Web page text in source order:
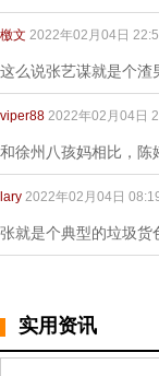
檄文 2022年02月04日
这么说张艺谋就是个渣
viper88 2022年02月04日
和徐州八孩妈相比，陈
lary 2022年02月04日
张就是个典型的垃圾货
实用资讯